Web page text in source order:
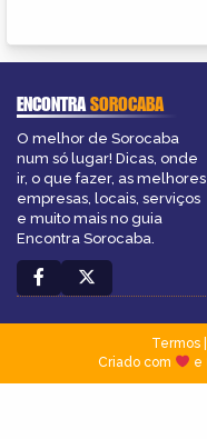
ENCONTRASOROCABA
O melhor de Sorocaba
num só lugar! Dicas, onde
ir, o que fazer, as melhores
empresas, locais, serviços
e muito mais no guia
Encontra Sorocaba.
Termos|
Criado com
e